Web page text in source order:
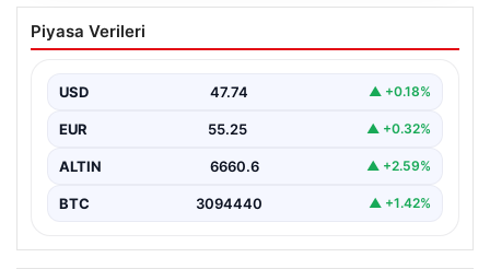
Ömer Günel’in avukatlarından suç
duyurusu: ‘Soruşturmanın gizliliği ihlal
Piyasa Verileri
USD 47.74 ▲ +0.18%
EUR 55.25 ▲ +0.32%
ALTIN 6660.6 ▲ +2.59%
BTC 3094440 ▲ +1.42%